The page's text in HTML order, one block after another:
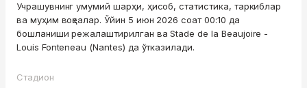
Учрашувнинг умумий шарҳи, ҳисоб, статистика, таркиблар
ва муҳим воқеалар. Ўйин 5 июн 2026 соат 00:10 да
бошланиши режалаштирилган ва Stade de la Beaujoire -
Louis Fonteneau (Nantes) да ўтказилади.
Стадион